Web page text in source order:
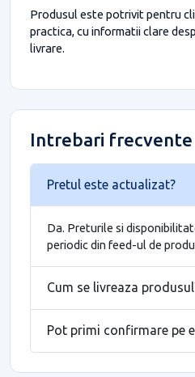
Produsul este potrivit pentru
practica, cu informatii clare
livrare.
Intrebari frecvente
Pretul este actualizat?
Da. Preturile si
periodic din feed-ul de
Cum se livreaza
Pot primi confirmare pe